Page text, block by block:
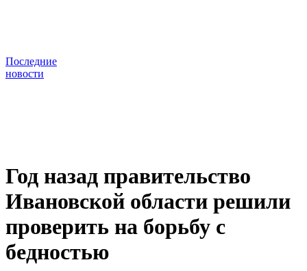
Последние
новости
Год назад правительство
Ивановской области решили
проверить на борьбу с
бедностью